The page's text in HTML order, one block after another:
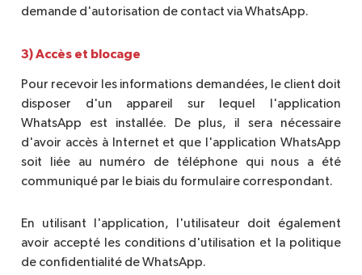
demande d'autorisation de contact via WhatsApp.
3) Accès et blocage
Pour recevoir les informations demandées, le client doit
disposer d'un appareil sur lequel l'application
WhatsApp est installée. De plus, il sera nécessaire
d'avoir accès à Internet et que l'application WhatsApp
soit liée au numéro de téléphone qui nous a été
communiqué par le biais du formulaire correspondant.
En utilisant l'application, l'utilisateur doit également
avoir accepté les conditions d'utilisation et la politique
de confidentialité de WhatsApp.